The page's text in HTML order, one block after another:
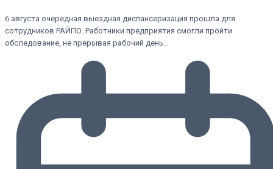
6 августа очередная выездная диспансеризация прошла для
сотрудников РАЙПО. Работники предприятия смогли пройти
обследование, не прерывая рабочий день…